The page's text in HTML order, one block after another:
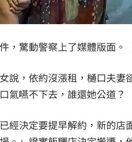
驚動警察上了媒體版面。
說，依約沒漲租，樋口夫妻
氣嚥不下去，誰還她公道？
經決定要提早解約，新的店